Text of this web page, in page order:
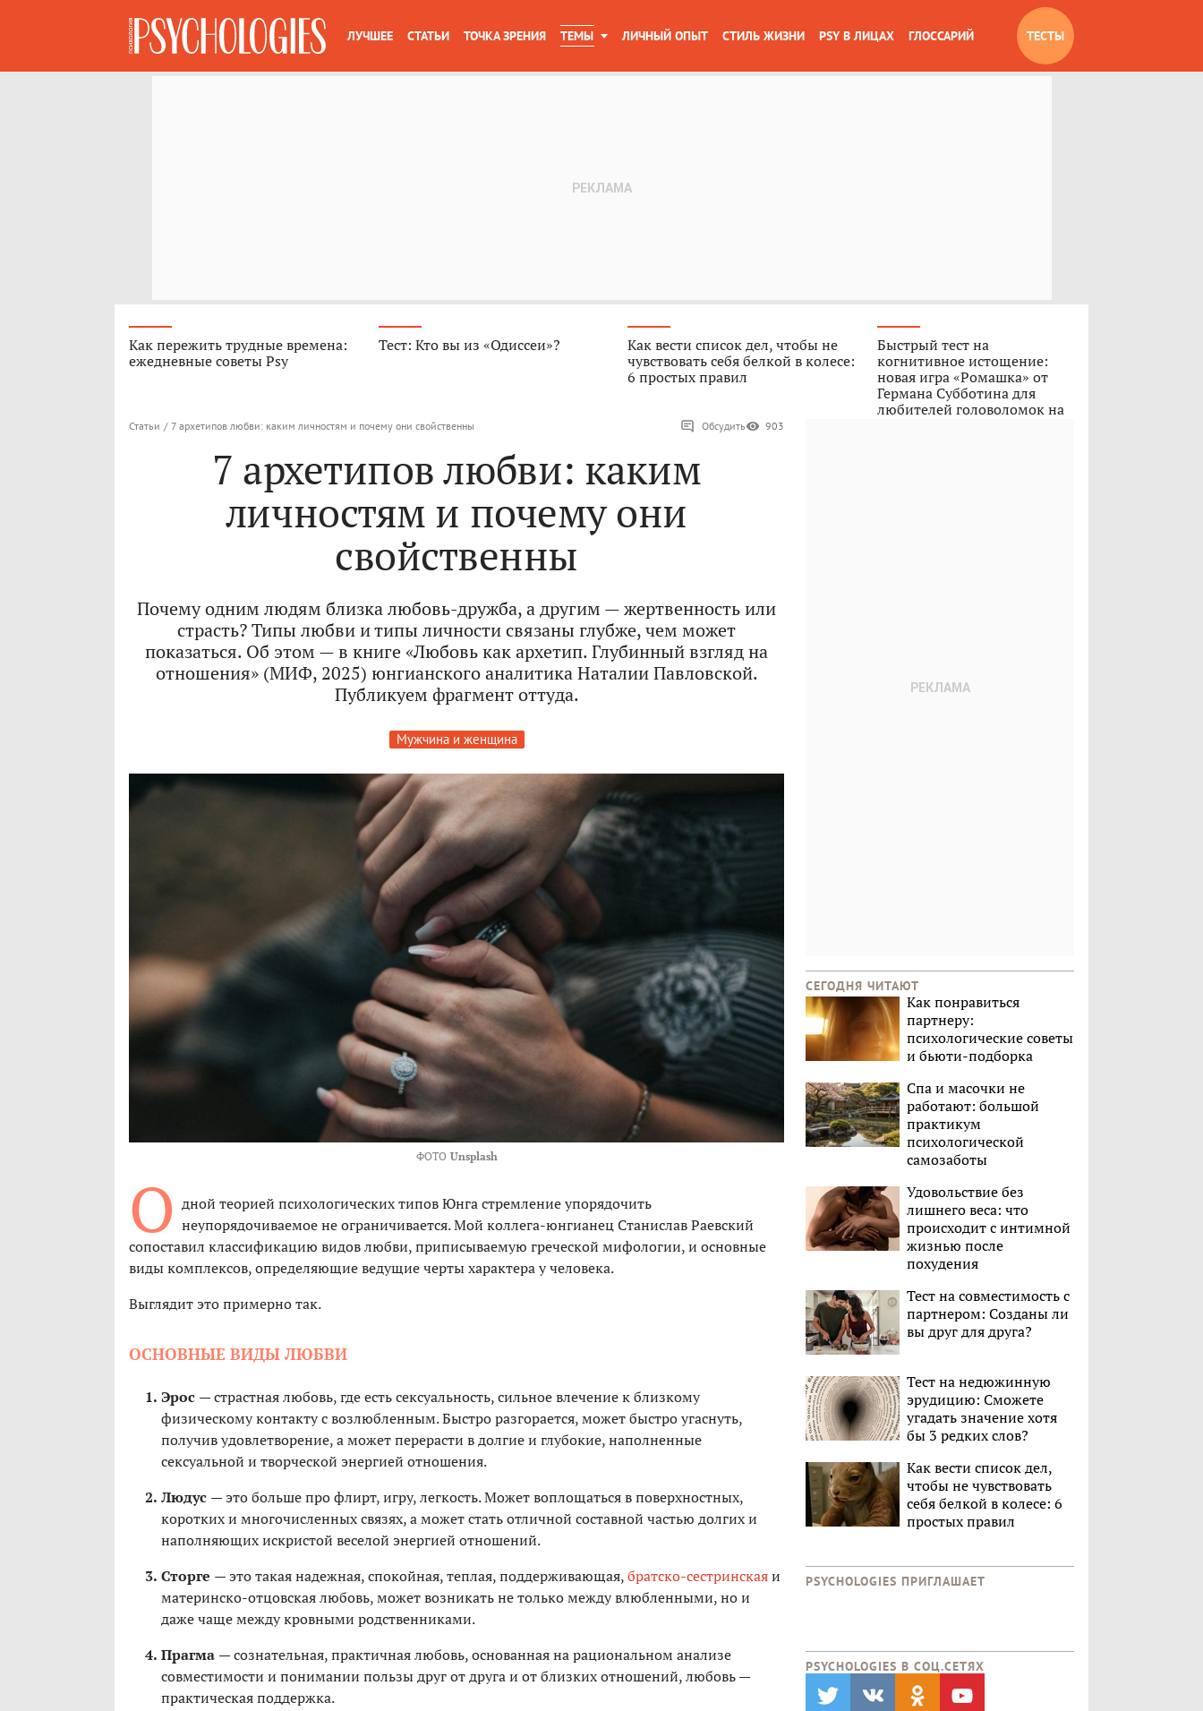
ЛУЧШЕЕ СТАТЬИ ТОЧКА ЗРЕНИЯ ТЕМЫ ЛИЧНЫЙ ОПЫТ СТИЛЬ ЖИЗНИ PSY В ЛИЦАХ ГЛОССАРИЙ ТЕСТЫ
Как пережить трудные времена:
ежедневные советы Psy
Тест: Кто вы из «Одиссеи»?
Как вести список дел, чтобы не
чувствовать себя белкой в колесе:
6 простых правил
Быстрый тест на
когнитивное истощение:
новая игра «Ромашка» от
Германа Субботина для
любителей головоломок на
Статьи / 7 архетипов любви: каким личностям и почему они свойственны Обсудить 903
7 архетипов любви: каким
личностям и почему они
свойственны
Почему одним людям близка любовь-дружба, а другим — жертвенность или
страсть? Типы любви и типы личности связаны глубже, чем может
показаться. Об этом — в книге «Любовь как архетип. Глубинный взгляд на
отношения» (МИФ, 2025) юнгианского аналитика Наталии Павловской.
Публикуем фрагмент оттуда.
Мужчина и женщина
ФОТО Unsplash
О дной теорией психологических типов Юнга стремление упорядочить
неупорядочиваемое не ограничивается. Мой коллега-юнгианец Станислав Раевский
сопоставил классификацию видов любви, приписываемую греческой мифологии, и основные
виды комплексов, определяющие ведущие черты характера у человека.
Выглядит это примерно так.
ОСНОВНЫЕ ВИДЫ ЛЮБВИ
Эрос — страстная любовь, где есть сексуальность, сильное влечение к близкому
физическому контакту с возлюбленным. Быстро разгорается, может быстро угаснуть,
получив удовлетворение, а может перерасти в долгие и глубокие, наполненные
сексуальной и творческой энергией отношения.
Людус — это больше про флирт, игру, легкость. Может воплощаться в поверхностных,
коротких и многочисленных связях, а может стать отличной составной частью долгих и
наполняющих искристой веселой энергией отношений.
Сторге — это такая надежная, спокойная, теплая, поддерживающая,братско-сестринскаяи
материнско-отцовская любовь, может возникать не только между влюбленными, но и
даже чаще между кровными родственниками.
Прагма — сознательная, практичная любовь, основанная на рациональном анализе
совместимости и понимании пользы друг от друга и от близких отношений, любовь —
практическая поддержка.
СЕГОДНЯ ЧИТАЮТ
Как понравиться
партнеру:
психологические советы
и бьюти-подборка
Спа и масочки не
работают: большой
практикум
психологической
самозаботы
Удовольствие без
лишнего веса: что
происходит с интимной
жизнью после
похудения
Тест на совместимость с
партнером: Созданы ли
вы друг для друга?
Тест на недюжинную
эрудицию: Сможете
угадать значение хотя
бы 3 редких слов?
Как вести список дел,
чтобы не чувствовать
себя белкой в колесе: 6
простых правил
PSYCHOLOGIES ПРИГЛАШАЕТ
PSYCHOLOGIES В CОЦ.СЕТЯХ